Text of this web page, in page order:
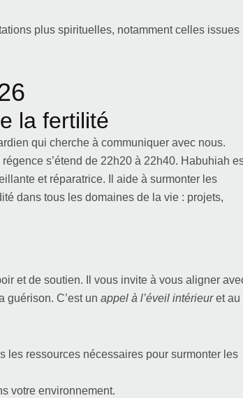
plus spirituelles, notamment celles issues
la fertilité
qui cherche à communiquer avec nous.
s’étend de 22h20 à 22h40. Habuhiah
et réparatrice. Il aide à surmonter les
dans tous les domaines de la vie : projets,
et de soutien. Il vous invite à vous aligner
guérison. C’est un appel à l’éveil intérieuret au
les ressources nécessaires pour surmonter les
votre environnement.